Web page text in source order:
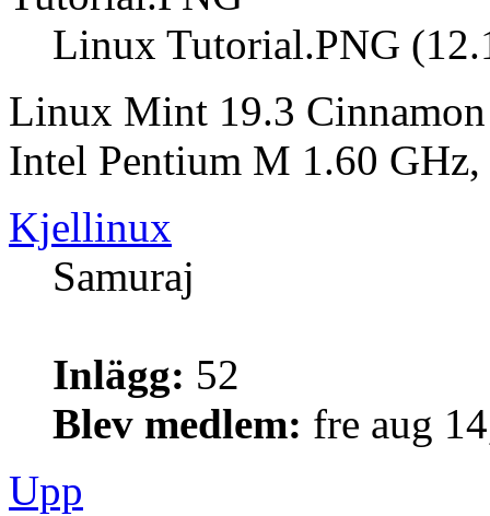
Linux Tutorial.PNG
Linux Mint 19.3
Intel Pentium M 1.60
Kjellinux
Samuraj
Inlägg: 52
Blev medlem: fre aug
Upp